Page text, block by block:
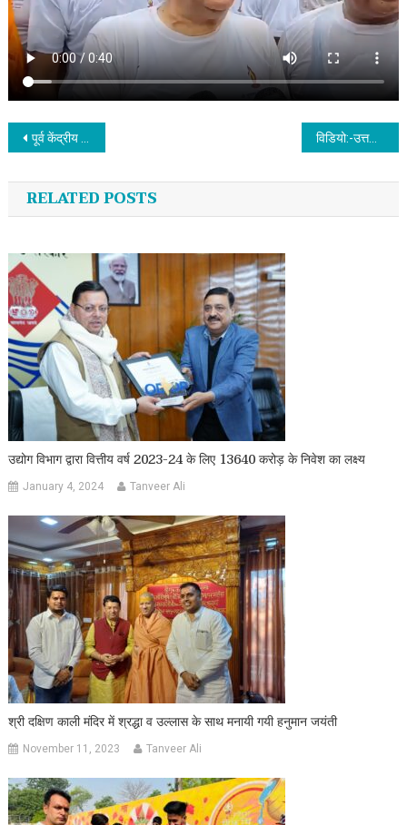
Post navigation
पूर्व केंद्रीय सशत्र पुलिस बल कार्मिक वेलफेयर एसोसिएशन की संगोष्ठी आयोजित विडियो:-उत्तरी हरिद्वार में हुए जलभराव के लिए सीवर कार्यदायी एजेंसी पर कार्रवाई की मांग की
RELATED POSTS
उद्योग विभाग द्वारा वित्तीय वर्ष 2023-24 के लिए 13640 करोड़ के निवेश का लक्ष्य
January 4, 2024 Tanveer Ali
श्री दक्षिण काली मंदिर में श्रद्धा व उल्लास के साथ मनायी गयी हनुमान जयंती
November 11, 2023 Tanveer Ali